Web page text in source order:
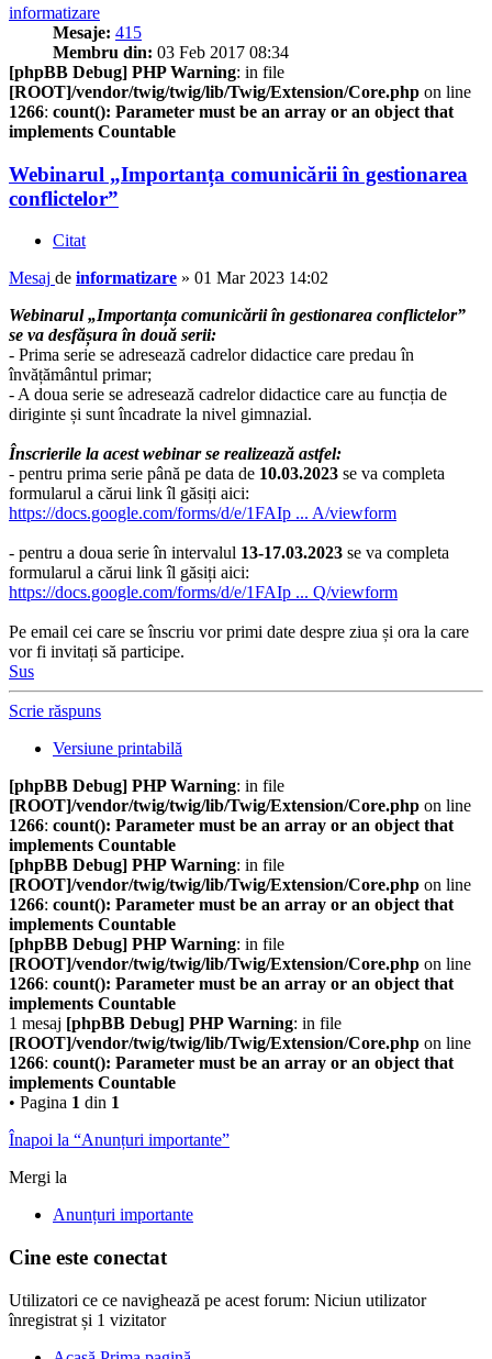
informatizare
Mesaje: 415
Membru din: 03 Feb 2017 08:34
[phpBB Debug] PHP Warning: in file
[ROOT]/vendor/twig/twig/lib/Twig/Extension/Core.php on line
1266: count(): Parameter must be an array or an object that
implements Countable
Webinarul „Importanța comunicării în gestionarea
conflictelor”
Citat
Mesaj de informatizare » 01 Mar 2023 14:02
Webinarul „Importanța comunicării în gestionarea conflictelor”
se va desfășura în două serii:
- Prima serie se adresează cadrelor didactice care predau în
învățământul primar;
- A doua serie se adresează cadrelor didactice care au funcția de
diriginte și sunt încadrate la nivel gimnazial.
Înscrierile la acest webinar se realizează astfel:
- pentru prima serie până pe data de 10.03.2023 se va completa
formularul a cărui link îl găsiți aici:
https://docs.google.com/forms/d/e/1FAIp ... A/viewform
- pentru a doua serie în intervalul 13-17.03.2023 se va completa
formularul a cărui link îl găsiți aici:
https://docs.google.com/forms/d/e/1FAIp ... Q/viewform
Pe email cei care se înscriu vor primi date despre ziua și ora la care
vor fi invitați să participe.
Sus
Scrie răspuns
Versiune printabilă
[phpBB Debug] PHP Warning: in file
[ROOT]/vendor/twig/twig/lib/Twig/Extension/Core.php on line
1266: count(): Parameter must be an array or an object that
implements Countable
[phpBB Debug] PHP Warning: in file
[ROOT]/vendor/twig/twig/lib/Twig/Extension/Core.php on line
1266: count(): Parameter must be an array or an object that
implements Countable
[phpBB Debug] PHP Warning: in file
[ROOT]/vendor/twig/twig/lib/Twig/Extension/Core.php on line
1266: count(): Parameter must be an array or an object that
implements Countable
1 mesaj [phpBB Debug] PHP Warning: in file
[ROOT]/vendor/twig/twig/lib/Twig/Extension/Core.php on line
1266: count(): Parameter must be an array or an object that
implements Countable
• Pagina 1 din 1
Înapoi la “Anunțuri importante”
Mergi la
Anunțuri importante
Cine este conectat
Utilizatori ce ce navighează pe acest forum: Niciun utilizator
înregistrat și 1 vizitator